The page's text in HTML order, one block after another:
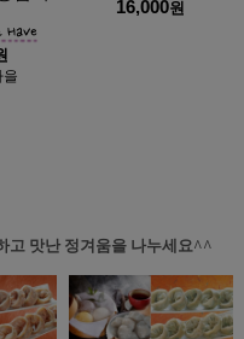
을
16,000원
고 맛난 정겨움을 나누세요^^